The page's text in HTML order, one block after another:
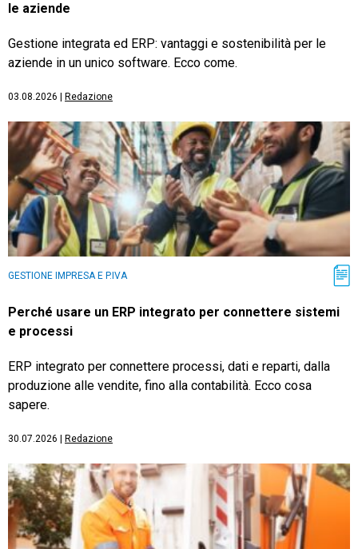
le aziende
Gestione integrata ed ERP: vantaggi e sostenibilità per le
aziende in un unico software. Ecco come.
03.08.2026 Redazione
GESTIONE IMPRESA E P.IVA
Perché usare un ERP integrato per connettere sistemi
e processi
ERP integrato per connettere processi, dati e reparti, dalla
produzione alle vendite, fino alla contabilità. Ecco cosa
sapere.
30.07.2026 Redazione